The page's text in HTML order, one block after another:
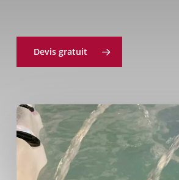
Devis gratuit